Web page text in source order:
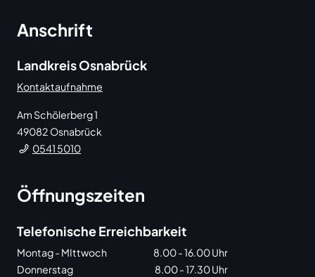
Anschrift
Landkreis Osnabrück
Kontaktaufnahme
Am Schölerberg 1
49082 Osnabrück
0541 5010
Öffnungszeiten
Telefonische Erreichbarkeit
Montag - MIttwoch
8.00 - 16.00 Uhr
Donnerstag
8.00 - 17.30 Uhr